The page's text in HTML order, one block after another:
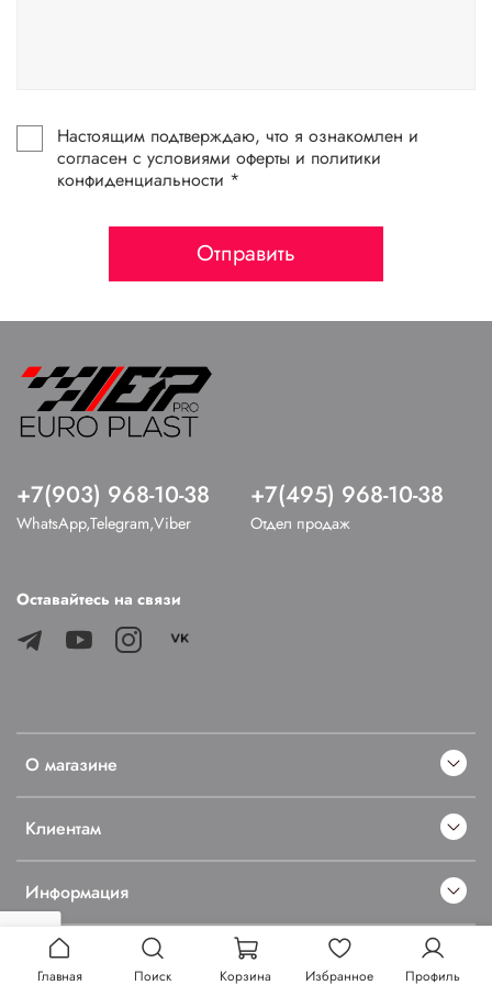
Настоящим подтверждаю, что я ознакомлен и
согласен с условиями оферты и политики
конфиденциальности *
Отправить
О магазине
Клиентам
Информация
+7(903) 968-10-38
WhatsApp,Telegram,Viber
+7(495) 968-10-38
Отдел продаж
Оставайтесь на связи
Главная Поиск Корзина Избранное Профиль